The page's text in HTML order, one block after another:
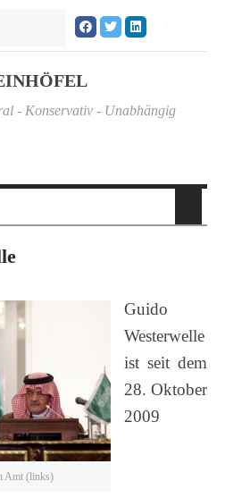
- Konservativ - Unabhängig
Amt (links)
Guido
Westerwelle
ist seit dem
28. Oktober
2009